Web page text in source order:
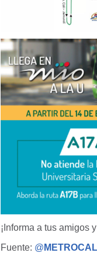
¡Informa a tus amigos
Fuente: @ METROCALI